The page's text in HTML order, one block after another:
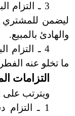
3 ـ
ليضمن للمشتري
والهادئ بالمبيع.
4 ـ التزام
ما تخلو عنه
التزامات
ويترتب على
1 ـ